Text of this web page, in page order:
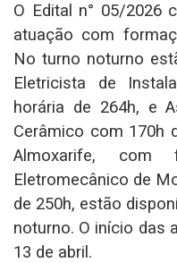
O Edital n° 05/2026
atuação com
No turno noturno
Eletricista de
horária de 264h, e
Cerâmico com 170h
Almoxarife,
Eletromecânico de
de 250h, estão
noturno. O início das
13 de abril.